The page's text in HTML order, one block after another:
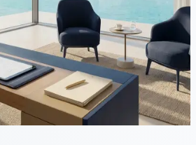
Bedrijf
een bedrijf in Cyprus is een slimme
aangetrokken door de fiscale
structuur van het eiland. Deze gids zal